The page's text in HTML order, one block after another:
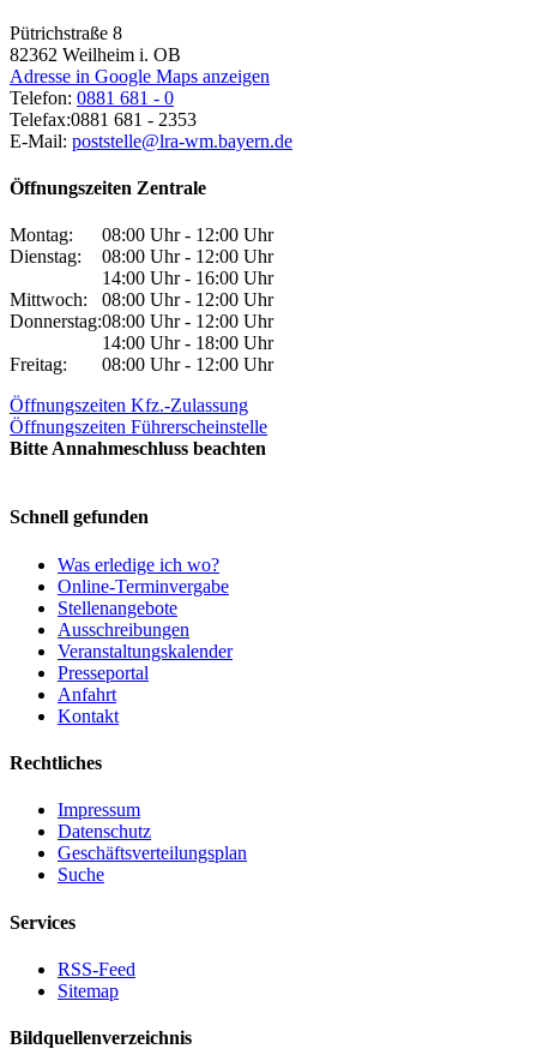
Pütrichstraße 8
82362 Weilheim i. OB
Adresse in Google Maps anzeigen
Telefon: 0881 681 - 0
Telefax:0881 681 - 2353
E-Mail: poststelle@lra-wm.bayern.de
Öffnungszeiten Zentrale
Montag:
08:00 Uhr - 12:00 Uhr
Dienstag:
08:00 Uhr - 12:00 Uhr
14:00 Uhr - 16:00 Uhr
Mittwoch:
08:00 Uhr - 12:00 Uhr
Donnerstag:08:00 Uhr - 12:00 Uhr
14:00 Uhr - 18:00 Uhr
Freitag:
08:00 Uhr - 12:00 Uhr
Öffnungszeiten Kfz.-Zulassung
Öffnungszeiten Führerscheinstelle
Bitte Annahmeschluss beachten
Schnell gefunden
Was erledige ich wo?
Online-Terminvergabe
Stellenangebote
Ausschreibungen
Veranstaltungskalender
Presseportal
Anfahrt
Kontakt
Rechtliches
Impressum
Datenschutz
Geschäftsverteilungsplan
Suche
Services
RSS-Feed
Sitemap
Bildquellenverzeichnis